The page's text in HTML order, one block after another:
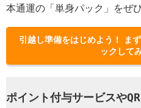
本通運の「単身パック」をぜ
引越し準備をはじめよう！ ま
ックして
ポイント付与サービスや